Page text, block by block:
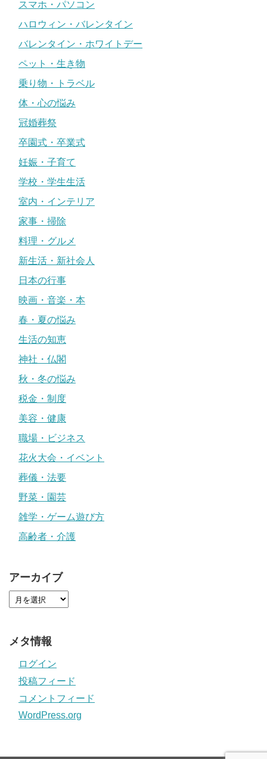
スマホ・パソコン
ハロウィン・バレンタイン
バレンタイン・ホワイトデー
ペット・生き物
乗り物・トラベル
体・心の悩み
冠婚葬祭
卒園式・卒業式
妊娠・子育て
学校・学生生活
室内・インテリア
家事・掃除
料理・グルメ
新生活・新社会人
日本の行事
映画・音楽・本
春・夏の悩み
生活の知恵
神社・仏閣
秋・冬の悩み
税金・制度
美容・健康
職場・ビジネス
花火大会・イベント
葬儀・法要
野菜・園芸
雑学・ゲーム遊び方
高齢者・介護
アーカイブ
メタ情報
ログイン
投稿フィード
コメントフィード
WordPress.org